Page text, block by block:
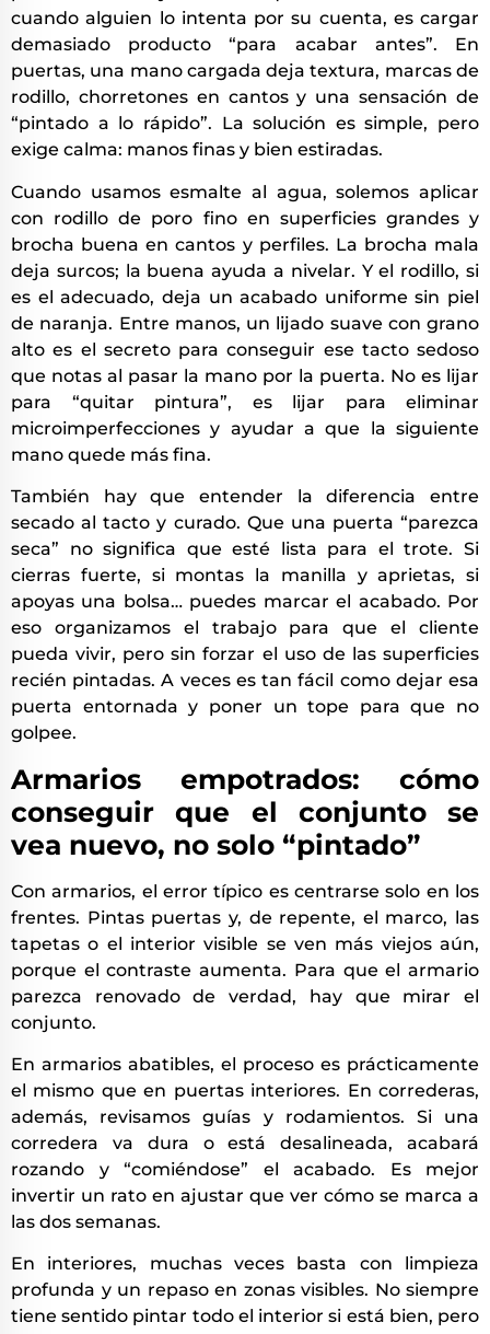
cuando alguien lo intenta por su cuenta, es cargar
demasiado producto “para acabar antes”. En
puertas, una mano cargada deja textura, marcas de
rodillo, chorretones en cantos y una sensación de
“pintado a lo rápido”. La solución es simple, pero
exige calma: manos finas y bien estiradas.
Cuando usamos esmalte al agua, solemos aplicar
con rodillo de poro fino en superficies grandes y
brocha buena en cantos y perfiles. La brocha mala
deja surcos; la buena ayuda a nivelar. Y el rodillo, si
es el adecuado, deja un acabado uniforme sin piel
de naranja. Entre manos, un lijado suave con grano
alto es el secreto para conseguir ese tacto sedoso
que notas al pasar la mano por la puerta. No es lijar
para “quitar pintura”, es lijar para eliminar
microimperfecciones y ayudar a que la siguiente
mano quede más fina.
También hay que entender la diferencia entre
secado al tacto y curado. Que una puerta “parezca
seca” no significa que esté lista para el trote. Si
cierras fuerte, si montas la manilla y aprietas, si
apoyas una bolsa… puedes marcar el acabado. Por
eso organizamos el trabajo para que el cliente
pueda vivir, pero sin forzar el uso de las superficies
recién pintadas. A veces es tan fácil como dejar esa
puerta entornada y poner un tope para que no
golpee.
Armarios empotrados: cómo
conseguir que el conjunto se
vea nuevo, no solo “pintado”
Con armarios, el error típico es centrarse solo en los
frentes. Pintas puertas y, de repente, el marco, las
tapetas o el interior visible se ven más viejos aún,
porque el contraste aumenta. Para que el armario
parezca renovado de verdad, hay que mirar el
conjunto.
En armarios abatibles, el proceso es prácticamente
el mismo que en puertas interiores. En correderas,
además, revisamos guías y rodamientos. Si una
corredera va dura o está desalineada, acabará
rozando y “comiéndose” el acabado. Es mejor
invertir un rato en ajustar que ver cómo se marca a
las dos semanas.
En interiores, muchas veces basta con limpieza
profunda y un repaso en zonas visibles. No siempre
tiene sentido pintar todo el interior si está bien, pero